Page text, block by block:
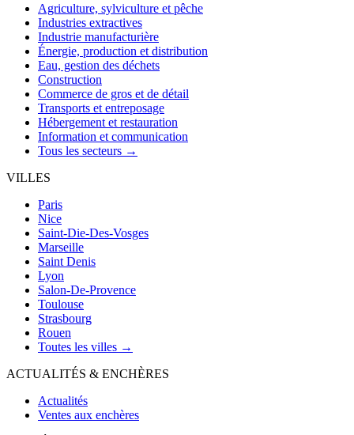
Agriculture, sylviculture et pêche
Industries extractives
Industrie manufacturière
Énergie, production et distribution
Eau, gestion des déchets
Construction
Commerce de gros et de détail
Transports et entreposage
Hébergement et restauration
Information et communication
Tous les secteurs →
VILLES
Paris
Nice
Saint-Die-Des-Vosges
Marseille
Saint Denis
Lyon
Salon-De-Provence
Toulouse
Strasbourg
Rouen
Toutes les villes →
ACTUALITÉS & ENCHÈRES
Actualités
Ventes aux enchères